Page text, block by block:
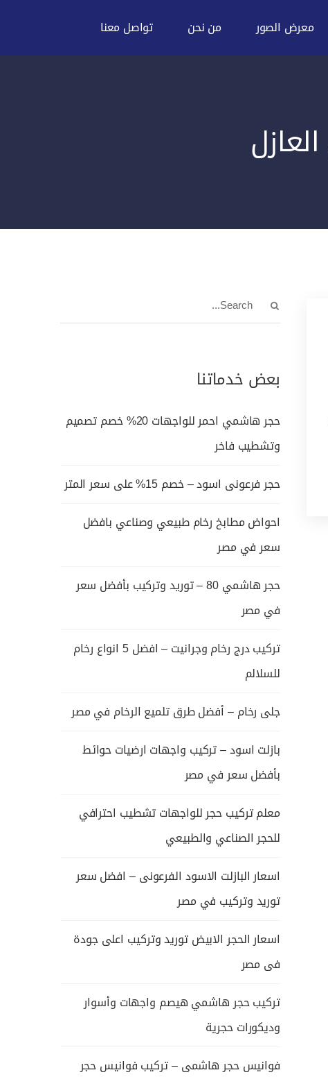
معرض الصور من نحن تواصل معنا
بعض خدماتنا
حجر هاشمي احمر للواجهات 20% خصم تصميم
وتشطيب فاخر
حجر فرعونى اسود – خصم 15% على سعر المتر
احواض مطابخ رخام طبيعي وصناعي بافضل
سعر في مصر
حجر هاشمي 80 – توريد وتركيب بأفضل سعر
في مصر
تركيب درج رخام وجرانيت – افضل 5 انواع رخام
للسلالم
جلى رخام – أفضل طرق تلميع الرخام في مصر
بازلت اسود – تركيب واجهات ارضيات حوائط
بأفضل سعر في مصر
معلم تركيب حجر للواجهات تشطيب احترافي
للحجر الصناعي والطبيعي
اسعار البازلت الاسود الفرعونى – افضل سعر
توريد وتركيب في مصر
اسعار الحجر الابيض توريد وتركيب اعلى جودة
فى مصر
تركيب حجر هاشمي هيصم واجهات وأسوار
وديكورات حجرية
فوانيس حجر هاشمى – تركيب فوانيس حجر